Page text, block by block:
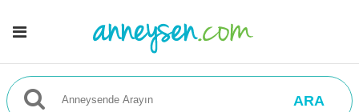
ARA